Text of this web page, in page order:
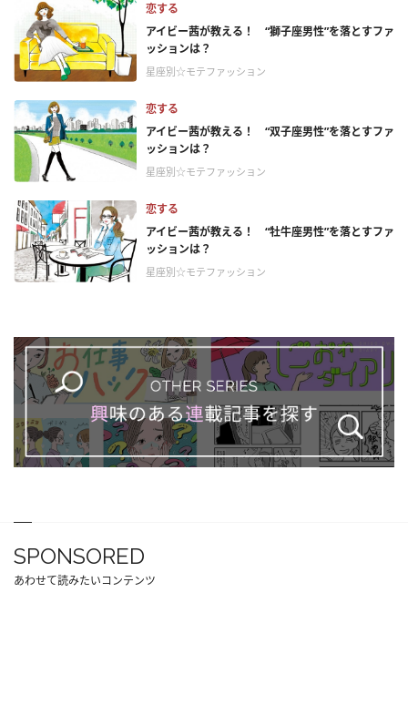
恋する
アイビー茜が教える！ “獅子座男性”を落とすファ
ッションは？
星座別☆モテファッション
恋する
アイビー茜が教える！ “双子座男性”を落とすファ
ッションは？
星座別☆モテファッション
恋する
アイビー茜が教える！ “牡牛座男性”を落とすファ
ッションは？
星座別☆モテファッション
SPONSORED
あわせて読みたいコンテンツ